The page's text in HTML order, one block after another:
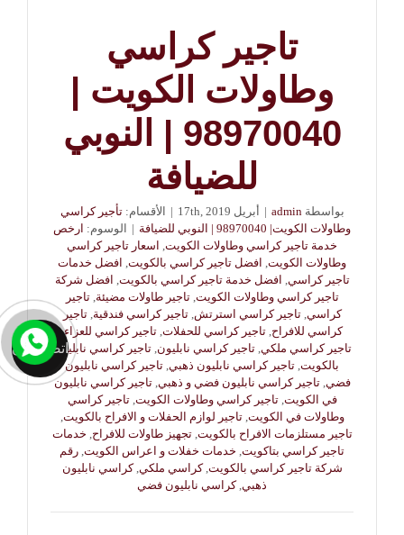
تاجير كراسي
وطاولات الكويت |
98970040 | النوبي
للضيافة
بواسطة admin
| أبريل 17th, 2019 | الأقسام:تأجير كراسي
وطاولات الكويت| 98970040 | النوبي للضيافة
| الوسوم: ارخص
خدمة تاجير كراسي وطاولات الكويت اسعار تاجير كراسي
وطاولات الكويت افضل تاجير كراسي بالكويت افضل خدمات
تاجير كراسي افضل خدمة تاجير كراسي بالكويت افضل شركة
تاجير كراسي وطاولات الكويت ,تاجير طاولات مضيئة ,تاجير
كراسي ,تاجير كراسي استرتش ,تاجير كراسي فندقية ,تاجير
كراسي للافراح تاجير كراسي للحفلات تاجير كراسي للعزاء,
تاجير كراسي ملكي ,تاجير كراسي نابليون ,تاجير كراسي نابليون
بالكويت تاجير كراسي نابليون ذهبي تاجير كراسي نابليون
فضي ,تاجير كراسي نابليون فضي و ذهبي ,تاجير كراسي نابليون
في الكويت ,تاجير كراسي وطاولات الكويت ,تاجير كراسي
وطاولات في الكويت ,تاجير لوازم الحفلات و الافراح بالكويت
تاجير مستلزمات الافراح بالكويت ,تجهيز طاولات للافراح خدمات
تاجير كراسي بتاكويت خدمات خفلات و اعراس الكويت رقم
شركة تاجير كراسي بالكويت ,كراسي ملكي ,كراسي نابليون
ذهبي ,كراسي نابليون فضي
اتصل الان